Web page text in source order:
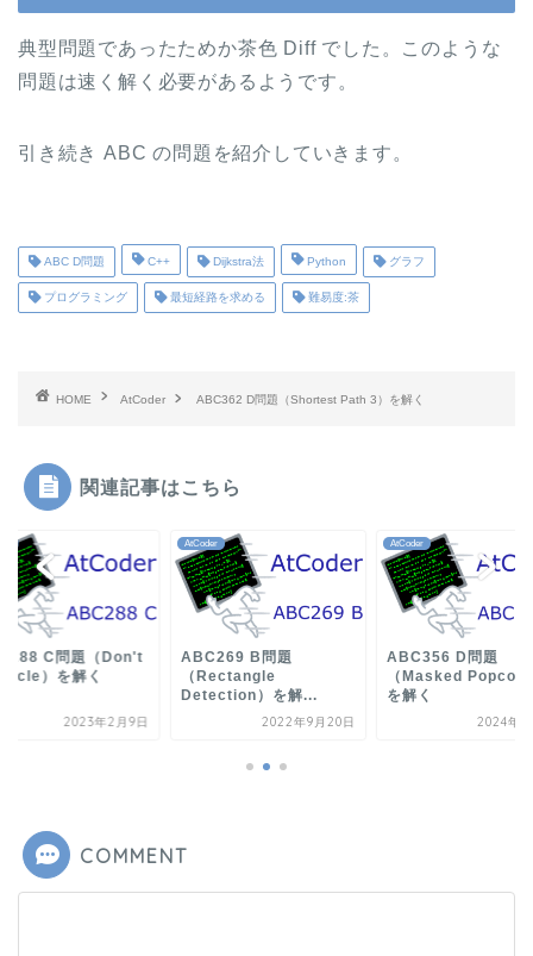
典型問題であったためか茶色 Diff でした。このような
問題は速く解く必要があるようです。
引き続き ABC の問題を紹介していきます。
ABC D問題 C++ Dijkstra法 Python グラフ
プログラミング 最短経路を求める 難易度:茶
HOME AtCoder ABC362 D問題（Shortest Path 3）を解く
関連記事はこちら
C問題（Don't
）を解く
2023年2月9日
AtCoder
ABC269 B問題
（Rectangle
Detection）を解...
2022年9月20日
AtCoder
ABC356 D問題
（Masked
を解く
2024年6
COMMENT